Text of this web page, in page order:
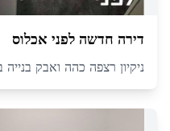
דירה חדשה לפני אכלוס
ניקיון רצפה כהה ואבק בנייה